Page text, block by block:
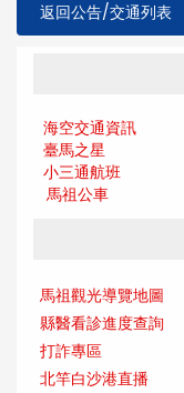
返回公告/交通列表
海空交通資訊
臺馬之星
小三通航班
馬祖公車
馬祖觀光導覽地圖
縣醫看診進度查詢
打詐專區
北竿白沙港直播